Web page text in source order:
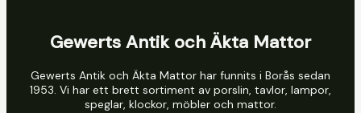
Gewerts Antik och Äkta Mattor
Gewerts Antik och Äkta Mattor har funnits i Borås sedan
1953. Vi har ett brett sortiment av porslin, tavlor, lampor,
speglar, klockor, möbler och mattor.